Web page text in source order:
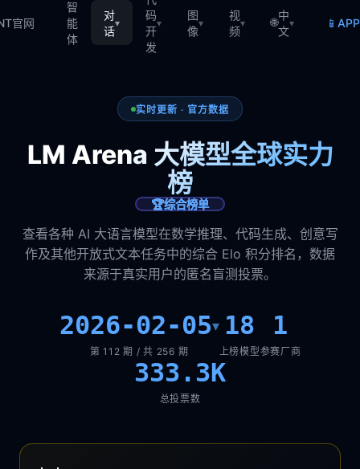
官网
智
能
体
对
话
▾
码
开
发
▾
图
像
▾
视
频
▾ 🌐
中
文
▾ 📱
实时更新 · 官方数据
LM Arena 大模型全球实力
榜
🏆综合榜单
查看各种 AI 大语言模型在数学推理、代码生成、创意写
作及其他开放式文本任务中的综合 Elo 积分排名，数据
来源于真实用户的匿名盲测投票。
2026-02-05▾
第 112 期 / 共 256 期
18
上榜模型
1
参赛厂商
333.3K
总投票数